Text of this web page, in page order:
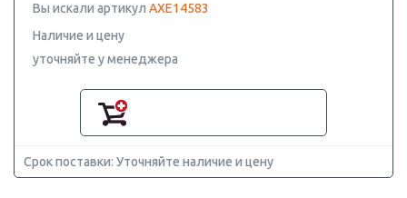
Вы искали артикул AXE14583
Наличие и цену
уточняйте у менеджера
Срок поставки: Уточняйте наличие и цену